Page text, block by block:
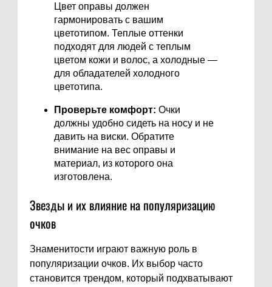
Цвет оправы должен
гармонировать с вашим
цветотипом. Теплые оттенки
подходят для людей с теплым
цветом кожи и волос, а холодные —
для обладателей холодного
цветотипа.
Проверьте комфорт: Очки
должны удобно сидеть на носу и не
давить на виски. Обратите
внимание на вес оправы и
материал, из которого она
изготовлена.
Звезды и их влияние на популяризацию
очков
Знаменитости играют важную роль в
популяризации очков. Их выбор часто
становится трендом, который подхватывают